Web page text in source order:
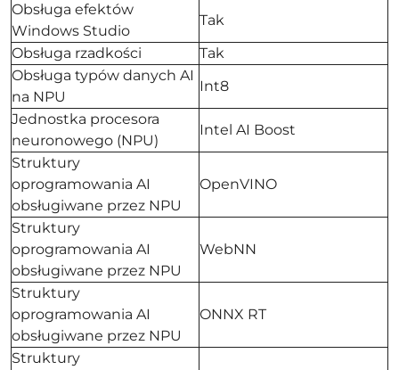
Obsługa efektów
Windows Studio
Tak
Obsługa rzadkości
Tak
Obsługa typów danych AI
na NPU
Int8
Jednostka procesora
neuronowego (NPU)
Intel AI Boost
Struktury
oprogramowania AI
obsługiwane przez NPU
OpenVINO
Struktury
oprogramowania AI
obsługiwane przez NPU
WebNN
Struktury
oprogramowania AI
obsługiwane przez NPU
ONNX RT
Struktury